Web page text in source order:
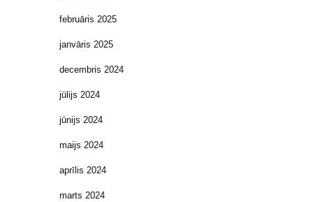
februāris 2025
janvāris 2025
decembris 2024
jūlijs 2024
jūnijs 2024
maijs 2024
aprīlis 2024
marts 2024